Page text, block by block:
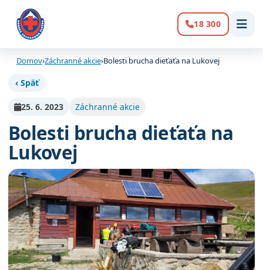
Volanie:
18 300
Domov›Záchranné akcie›Bolesti brucha dieťaťa na Lukovej
‹ Späť
25. 6. 2023 Záchranné akcie
Bolesti brucha dieťaťa na
Lukovej